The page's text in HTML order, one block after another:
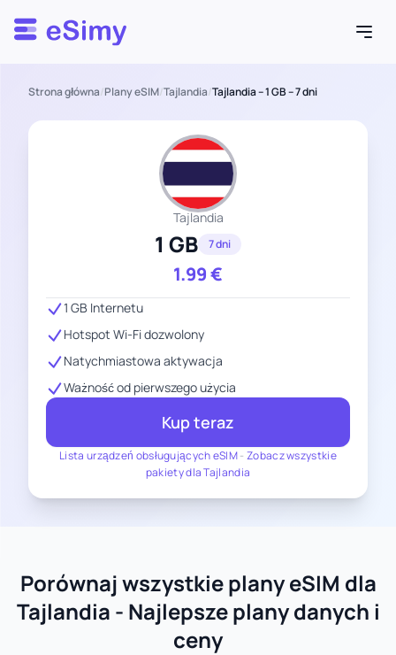
Esimy
Strona główna/Plany eSIM/Tajlandia/Tajlandia – 1 GB – 7 dni
Tajlandia
1 GB 7 dni
1.99€
Lista urządzeń obsługujących eSIM- Zobacz wszystkie
pakiety dla Tajlandia
1 GB Internetu
Hotspot Wi-Fi dozwolony
Natychmiastowa aktywacja
Ważność od pierwszego użycia
Kup teraz
Porównaj wszystkie plany eSIM dla
Tajlandia - Najlepsze plany danych i
ceny